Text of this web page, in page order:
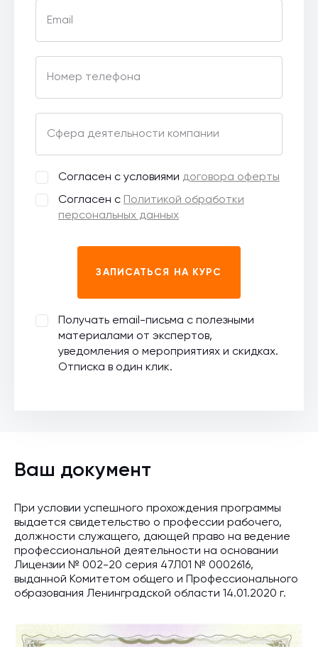
Email
Номер телефона
Сфера деятельности компании
Согласен с условиями договора оферты
Согласен с
Политикой обработки
персональных данных
ЗАПИСАТЬСЯ НА КУРС
Получать email-письма с полезными
материалами от экспертов,
уведомления о мероприятиях и скидках.
Отписка в один клик.
Ваш документ
При условии успешного прохождения программы
выдается свидетельство о профессии рабочего,
должности служащего, дающей право на ведение
профессиональной деятельности на основании
Лицензии № 002-20 серия 47Л01 № 0002616,
выданной Комитетом общего и Профессионального
образования Ленинградской области 14.01.2020 г.